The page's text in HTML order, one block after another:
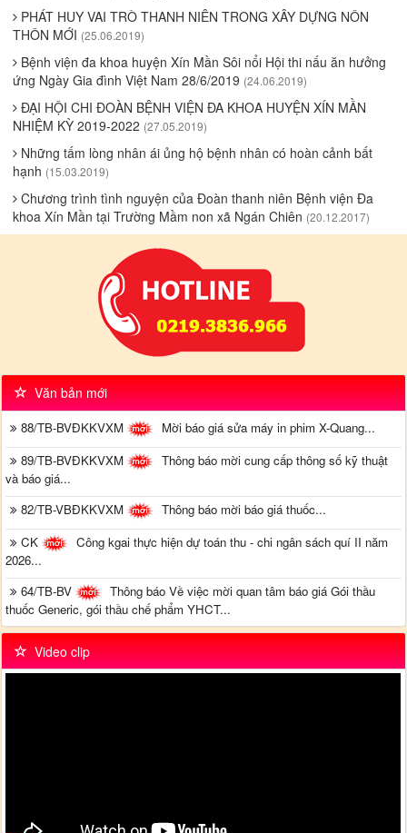
PHÁT HUY VAI TRÒ THANH NIÊN TRONG XÂY DỰNG NÔN
THÔN MỚI (25.06.2019)
Bệnh viện đa khoa huyện Xín Mần Sôi nổi Hội thi nấu ăn hưởng
ứng Ngày Gia đình Việt Nam 28/6/2019 (24.06.2019)
ĐẠI HỘI CHI ĐOÀN BỆNH VIỆN ĐA KHOA HUYỆN XÍN MẦN
NHIỆM KỲ 2019-2022 (27.05.2019)
Những tấm lòng nhân ái ủng hộ bệnh nhân có hoàn cảnh bất
hạnh (15.03.2019)
Chương trình tình nguyện của Đoàn thanh niên Bệnh viện Đa
khoa Xín Mần tại Trường Mầm non xã Ngán Chiên (20.12.2017)
Văn bản mới
88/TB-BVĐKKVXM
Mời báo giá sửa máy in phim X-Quang...
89/TB-BVĐKKVXM
Thông báo mời cung cấp thông số kỹ thuật
và báo giá...
82/TB-VBĐKKVXM
Thông báo mời báo giá thuốc...
CK
Công kgai thực hiện dự toán thu - chi ngân sách quí II năm
2026...
64/TB-BV
Thông báo Về việc mời quan tâm báo giá Gói thầu
thuốc Generic, gói thầu chế phẩm YHCT...
Video clip